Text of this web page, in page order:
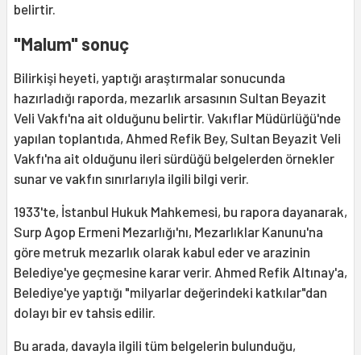
belirtir.
"Malum" sonuç
Bilirkişi heyeti, yaptığı araştırmalar sonucunda
hazırladığı raporda, mezarlık arsasının Sultan Beyazit
Veli Vakfı'na ait olduğunu belirtir. Vakıflar Müdürlüğü'nde
yapılan toplantıda, Ahmed Refik Bey, Sultan Beyazit Veli
Vakfı'na ait olduğunu ileri sürdüğü belgelerden örnekler
sunar ve vakfın sınırlarıyla ilgili bilgi verir.
1933'te, İstanbul Hukuk Mahkemesi, bu rapora dayanarak,
Surp Agop Ermeni Mezarlığı'nı, Mezarlıklar Kanunu'na
göre metruk mezarlık olarak kabul eder ve arazinin
Belediye'ye geçmesine karar verir. Ahmed Refik Altınay'a,
Belediye'ye yaptığı "milyarlar değerindeki katkılar"dan
dolayı bir ev tahsis edilir.
Bu arada, davayla ilgili tüm belgelerin bulunduğu,